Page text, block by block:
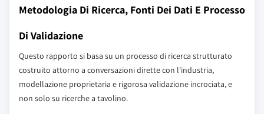
Metodologia Di Ricerca, Fonti Dei Dati E Processo
Di Validazione
Questo rapporto si basa su un processo di ricerca strutturato
costruito attorno a conversazioni dirette con l'industria,
modellazione proprietaria e rigorosa validazione incrociata, e
non solo su ricerche a tavolino.